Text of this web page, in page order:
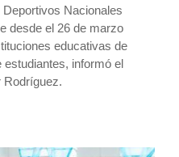
Nacionales
desde el 26 de marzo
educativas de
estudiantes, informó el
Rodríguez.